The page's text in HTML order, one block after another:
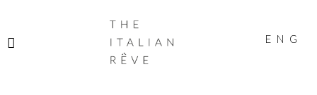
ITALIAN
RÊVE
ENG